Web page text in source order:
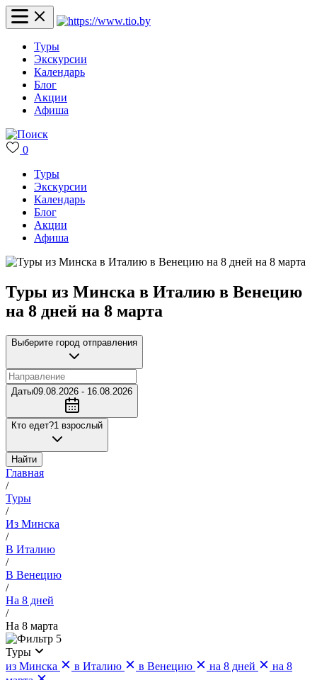
Туры
Экскурсии
Календарь
Блог
Акции
Афиша
0
Туры
Экскурсии
Календарь
Блог
Акции
Афиша
Туры из Минска в Италию в Венецию
на 8 дней на 8 марта
Выберите город отправления
Даты09.08.2026 - 16.08.2026
Кто едет?1 взрослый
Найти
Главная
/
Туры
/
Из Минска
/
В Италию
/
В Венецию
/
На 8 дней
/
На 8 марта
5
Туры
из Минска
в Италию в Венецию на 8 дней
на 8